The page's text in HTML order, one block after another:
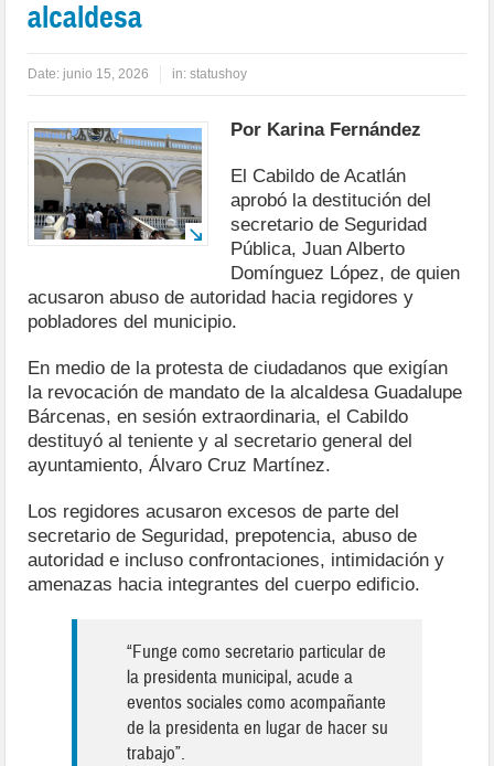
alcaldesa
Date: junio 15, 2026 in:statushoy
Por Karina Fernández
El Cabildo de Acatlán
aprobó la destitución del
secretario de Seguridad
Pública, Juan Alberto
Domínguez López, de quien
acusaron abuso de autoridad hacia regidores y
pobladores del municipio.
En medio de la protesta de ciudadanos que exigían
la revocación de mandato de la alcaldesa Guadalupe
Bárcenas, en sesión extraordinaria, el Cabildo
destituyó al teniente y al secretario general del
ayuntamiento, Álvaro Cruz Martínez.
Los regidores acusaron excesos de parte del
secretario de Seguridad, prepotencia, abuso de
autoridad e incluso confrontaciones, intimidación y
amenazas hacia integrantes del cuerpo edificio.
“Funge como secretario particular de
la presidenta municipal, acude a
eventos sociales como acompañante
de la presidenta en lugar de hacer su
trabajo”.